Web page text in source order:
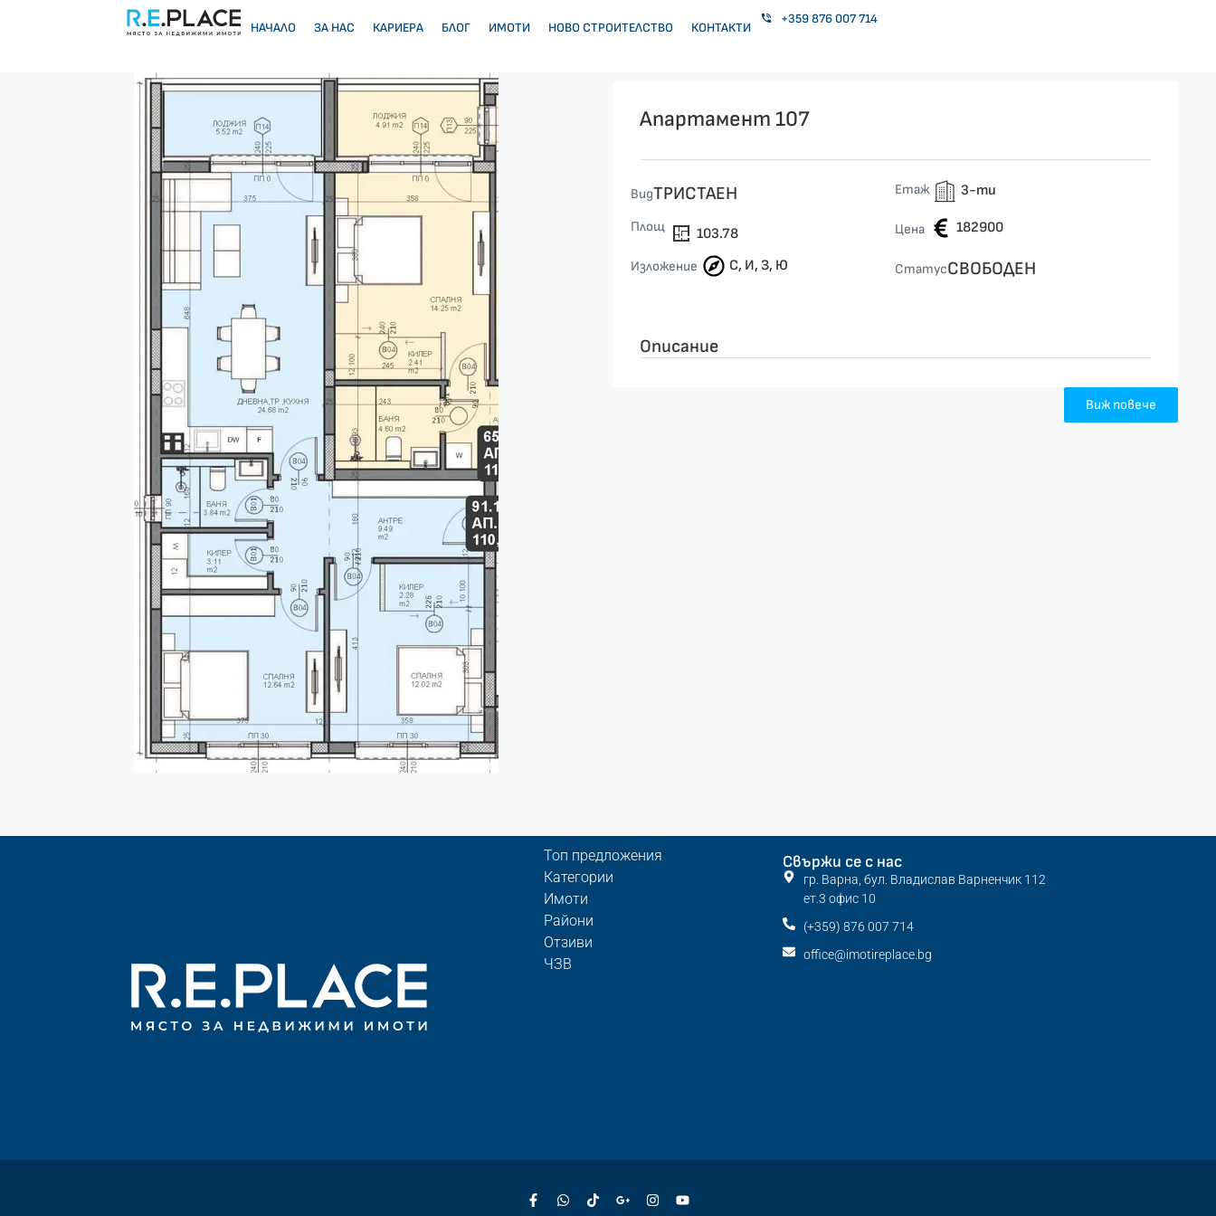
НАЧАЛО ЗА НАС КАРИЕРА БЛОГ ИМОТИ НОВО СТРОИТЕЛСТВО КОНТАКТИ
+359 876 007 714
Апартамент 107
ВидТРИСТАЕН Етаж 3-ти
Площ 103.78 Цена 182900
Изложение С, И, З, Ю СтатусСВОБОДЕН
Описание
Виж повече
Топ предложения
Категории
Имоти
Райони
Отзиви
ЧЗВ
Свържи се с нас
гр. Варна, бул. Владислав Варненчик 112
ет.3 офис 10
(+359) 876 007 714
office@imotireplace.bg